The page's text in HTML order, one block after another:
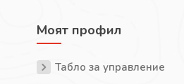
Моят профил
Табло за управление